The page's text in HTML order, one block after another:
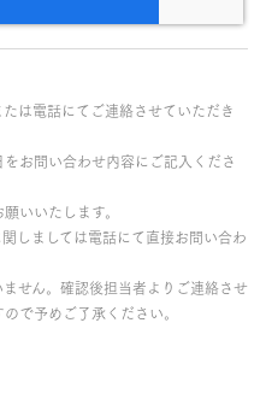
は電話にてご連絡させていただき
お問い合わせ内容にご記入くださ
いいたします。
しましては電話にて直接お問い合わ
せん。確認後担当者よりご連絡させ
で予めご了承ください。